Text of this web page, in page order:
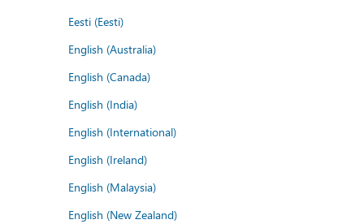
Eesti (Eesti)
English (Australia)
English (Canada)
English (India)
English (International)
English (Ireland)
English (Malaysia)
English (New Zealand)